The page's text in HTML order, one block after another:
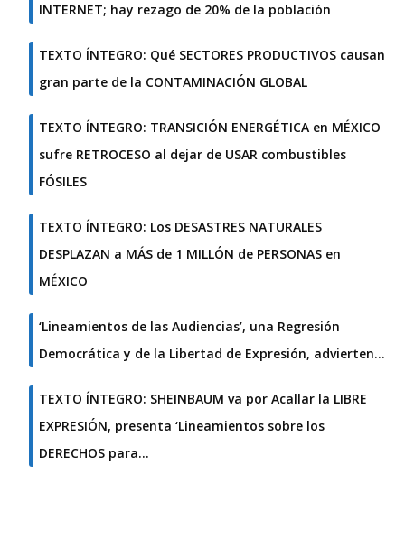
INTERNET; hay rezago de 20% de la población
TEXTO ÍNTEGRO: Qué SECTORES PRODUCTIVOS causan
gran parte de la CONTAMINACIÓN GLOBAL
TEXTO ÍNTEGRO: TRANSICIÓN ENERGÉTICA en MÉXICO
sufre RETROCESO al dejar de USAR combustibles
FÓSILES
TEXTO ÍNTEGRO: Los DESASTRES NATURALES
DESPLAZAN a MÁS de 1 MILLÓN de PERSONAS en
MÉXICO
‘Lineamientos de las Audiencias’, una Regresión
Democrática y de la Libertad de Expresión, advierten…
TEXTO ÍNTEGRO: SHEINBAUM va por Acallar la LIBRE
EXPRESIÓN, presenta ‘Lineamientos sobre los
DERECHOS para…